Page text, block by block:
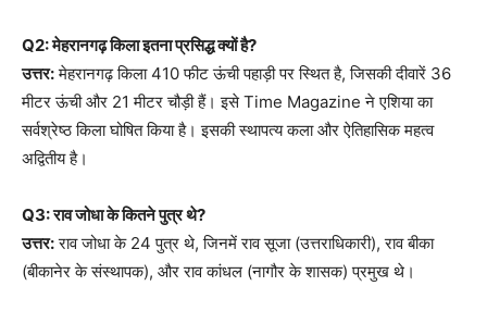
Q2: मेहरानगढ़ किला इतना प्रसिद्ध क्यों है?
उत्तर:मेहरानगढ़ किला 410 फीट ऊंची पहाड़ी पर स्थित है, जिसकी दीवारें 36
मीटर ऊंची और 21 मीटर चौड़ी हैं। इसे Time Magazine ने एशिया का
सर्वश्रेष्ठ किला घोषित किया है। इसकी स्थापत्य कला और ऐतिहासिक महत्व
अद्वितीय है।
Q3: राव जोधा के कितने पुत्र थे?
उत्तर:राव जोधा के 24 पुत्र थे, जिनमें राव सूजा (उत्तराधिकारी), राव बीका
(बीकानेर के संस्थापक), और राव कांधल (नागौर के शासक) प्रमुख थे।